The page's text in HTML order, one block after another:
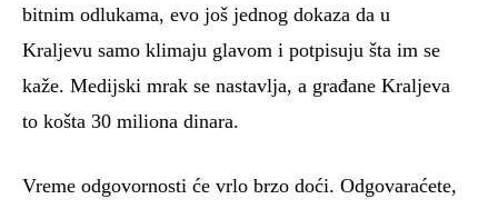
bitnim odlukama, evo još jednog dokaza da u
Kraljevu samo klimaju glavom i potpisuju šta im se
kaže. Medijski mrak se nastavlja, a građane Kraljeva
to košta 30 miliona dinara.
Vreme odgovornosti će vrlo brzo doći. Odgovaraćete,